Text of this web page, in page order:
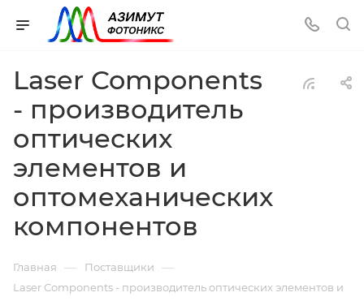
Laser Components
- производитель
оптических
элементов и
оптомеханических
компонентов
Главная — Поставщики —
Laser Components - производитель оптических элементов и